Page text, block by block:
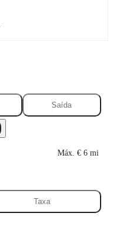
Saída
Máx. € 6 mi
Taxa